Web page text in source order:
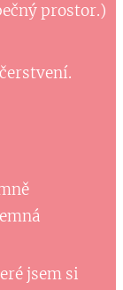
prostor.)
jsem si